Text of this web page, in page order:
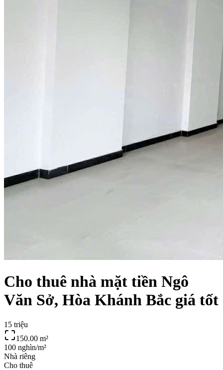
Cho thuê nhà mặt tiền Ngô
Văn Sở, Hòa Khánh Bắc giá tốt
15 triệu
150.00 m²
100 nghìn/m²
Nhà riêng
Cho thuê